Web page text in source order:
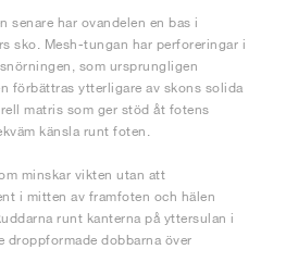
senare har ovandelen en bas i
sko. Mesh-tungan har perforeringar i
som ursprungligen
förbättras ytterligare av skons solida
matris som ger stöd åt fotens
känsla runt foten.
minskar vikten utan att
i mitten av framfoten och hälen
runt kanterna på yttersulan i
droppformade dobbarna över